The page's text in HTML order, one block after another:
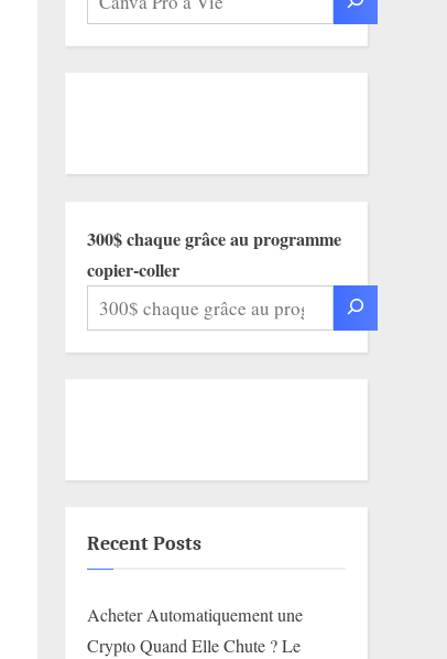
300$ chaque grâce au programme
copier-coller
Recent Posts
Acheter Automatiquement une
Crypto Quand Elle Chute ? Le